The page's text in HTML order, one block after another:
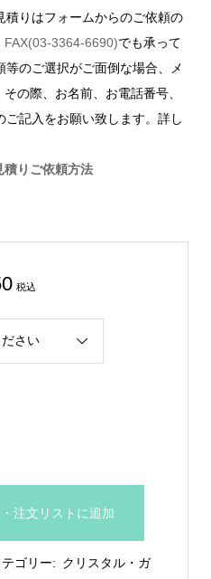
りはフォームからのご依頼の
FAX(03-3364-6690)でも承って
のご選択がご面倒な場合、メ
の際、お名前、お電話番号、
記入をお願い致します。詳し
りご依頼方法
価
税込
注文リストに追加
テゴリー: クリスタル・ガ